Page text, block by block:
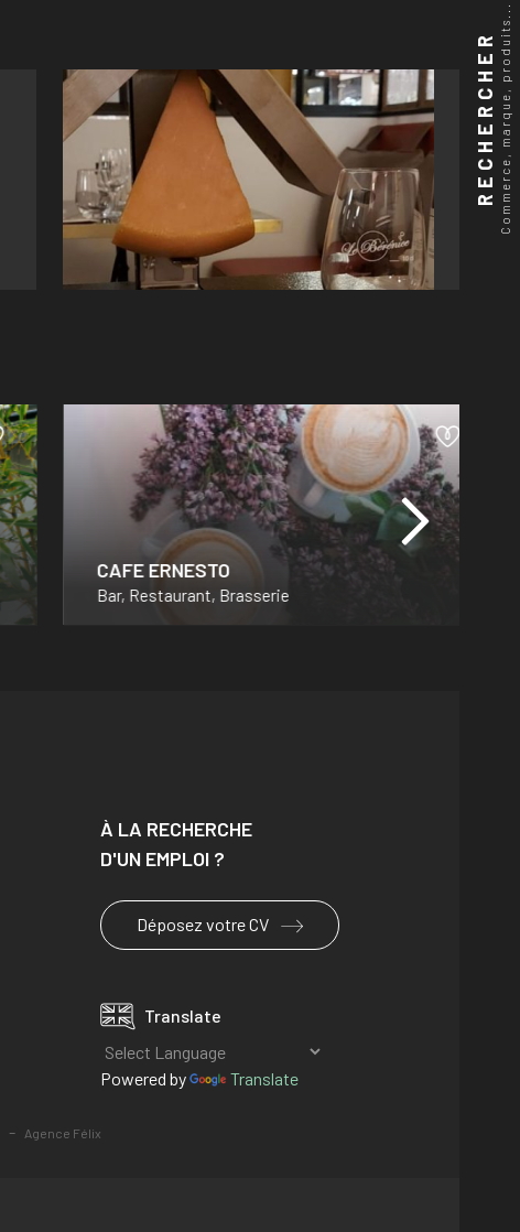
RECHERCHERCommerce, marque, produits...
CAFE ERNESTO
Bar, Restaurant, Brasserie
À LA RECHERCHE
D'UN EMPLOI ?
Déposez votre CV
Translate
Powered by Translate
- Agence Félix